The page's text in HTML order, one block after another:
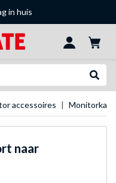
in huis
accessoires
naar